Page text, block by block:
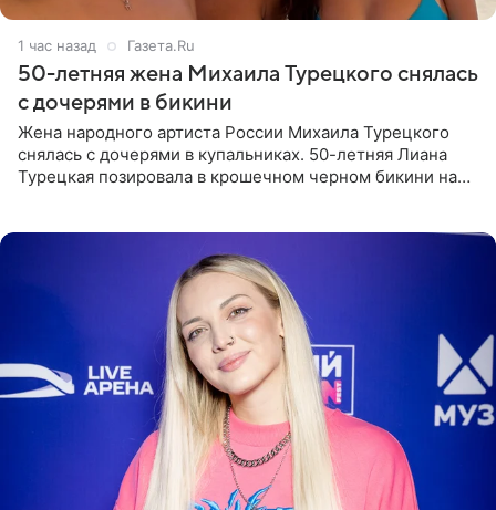
1 час назад Газета.Ru
50-летняя жена Михаила Турецкого снялась
с дочерями в бикини
Жена народного артиста России Михаила Турецкого
снялась с дочерями в купальниках. 50-летняя Лиана
Турецкая позировала в крошечном черном бикини на